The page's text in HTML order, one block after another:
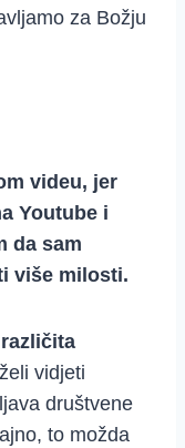
za Božju
videu, jer
Youtube i
da sam
više milosti.
vidjeti
društvene
to možda